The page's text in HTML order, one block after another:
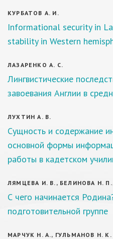
КУРБАТОВ А. И.
Informational security in
stability in Western
ЛАЗАРЕНКО А. С.
Лингвистические
завоевания Англии в
ЛУХТИН А. В.
Сущность и содержание
основной формы
работы в кадетском
ЛЯМЦЕВА И. В., БЕЛИНОВА Н.
С чего начинается
подготовительной группе
МАРЧУК Н. А., ГУЛЬМАНОВ Н. К.